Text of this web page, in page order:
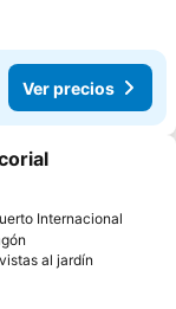
Ver precios
Internacional
al jardín